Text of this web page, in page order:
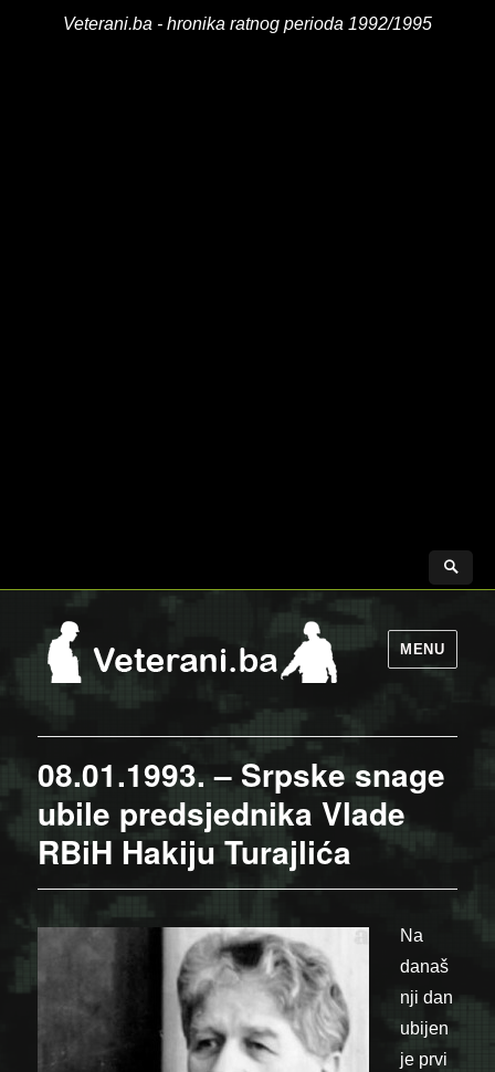
Veterani.ba - hronika ratnog perioda 1992/1995
MENU
08.01.1993. – Srpske snage
ubile predsjednika Vlade
RBiH Hakiju Turajlića
Na
današ
nji dan
ubijen
je prvi